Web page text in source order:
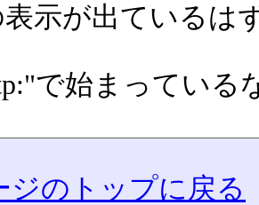
示が出ているは
で始まっている
のトップに戻る